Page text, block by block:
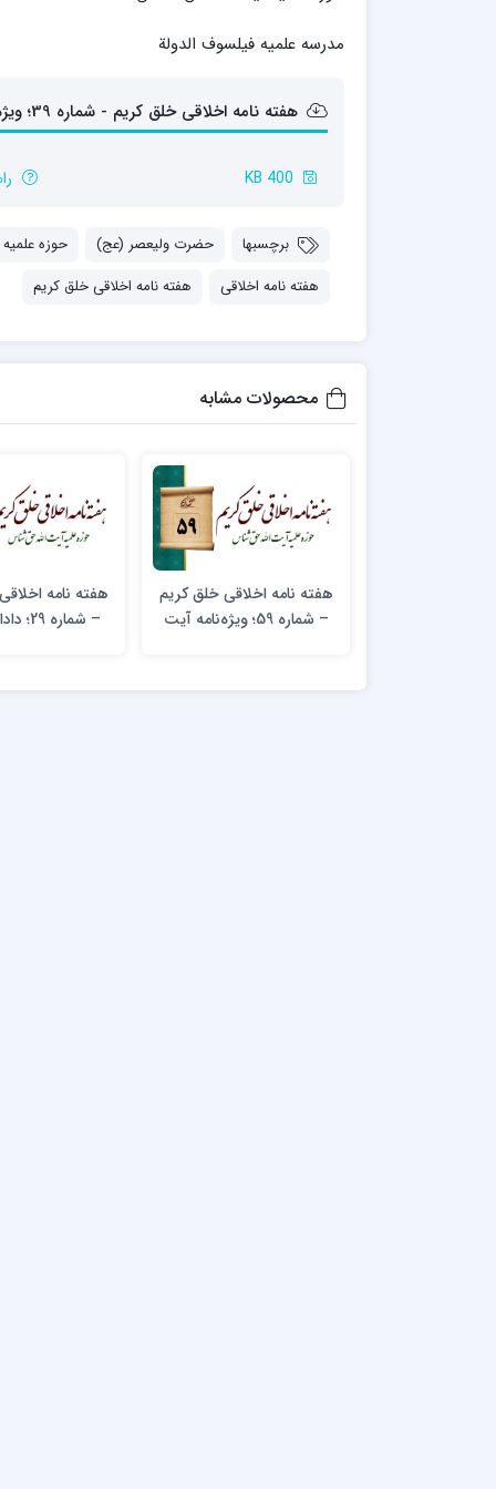
مدرسه علمیه علوی
مدرسه علمیه معصومیه
مدرسه علمیه نمونه پیامبر اعظم(ص)
حسن علیه السلام
مدرسه علمیه فیلسوف الدولة
هفته نامه اخلاقی خلق کریم - شماره 39؛ ویژه نامه حاج آقا مجتهدی (ره) 1
400 KB
برچسبها حضرت ولیعصر (عج) حوزه
هفته نامه اخلاقی
هفته نامه اخلاقی خلق کریم
محصولات مشابه
هفته نامه اخلاقی خلق کریم
– شماره 59؛ ویژه‌نامه آیت
هفته نامه
– شماره 29؛ داداش‌جون۱ ‎